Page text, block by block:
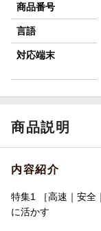
商品番号
言語
対応端末
商品説明
内容紹介
特集1 ［高速｜安全
に活かす